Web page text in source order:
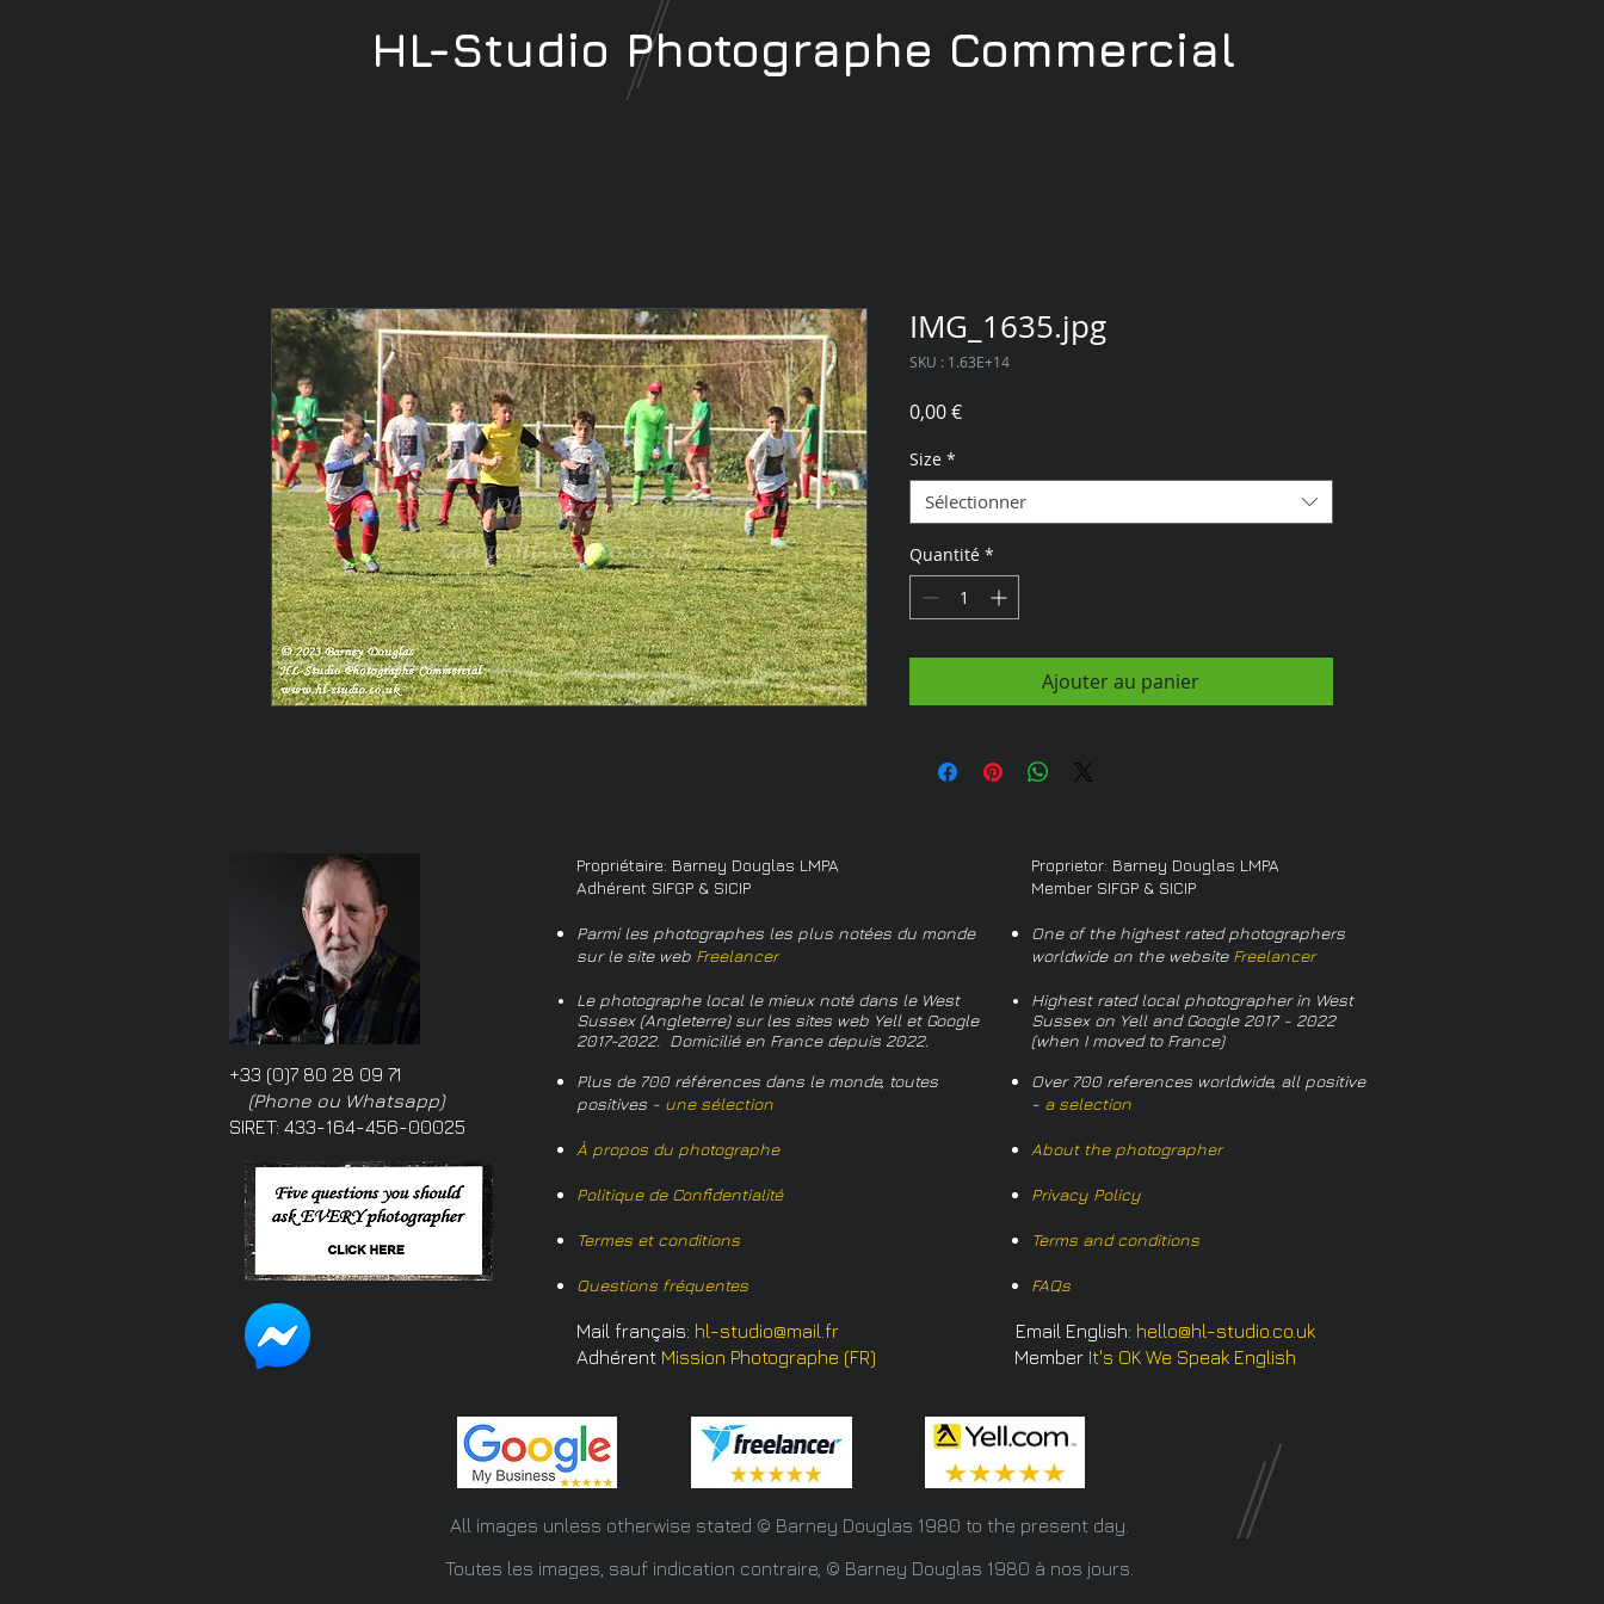
IMG_1635.jpg
SKU : 1.63E+14
0,00 €Prix
Size *
Sélectionner
Quantité *
Ajouter au panier
HL-Studio Photographe Commercial
+33 (0)7 80 28 09 71
(Phone ou Whatsapp)
SIRET: 433-164-456-00025
Propriétaire: Barney Douglas LMPA
Adhérent SIFGP & SICIP
Parmi les photographes les plus notées du monde
sur le site web Freelancer
Le photographe local le mieux noté dans le West
Sussex (Angleterre) sur les sites web Yell et Google
2017-2022. Domicilié en France depuis 2022.
Plus de 700 références dans le monde, toutes
positives - une sélection
À propos du photographe
Politique de Confidentialité
Termes et conditions
Questions fréquentes
Proprietor: Barney Douglas LMPA
Member SIFGP & SICIP
One of the highest rated photographers
worldwide on the website Freelancer
Highest rated local photographer in West
Sussex on Yell and Google 2017 - 2022
(when I moved to France)
Over 700 references worldwide, all positive
- a selection
About the photographer
Privacy Policy
Terms and conditions
FAQs
Mail français: hl-studio@mail.fr Email English: hello@hl-studio.co.uk
Adhérent Mission Photographe (FR) Member It's OK We Speak English
All images unless otherwise stated © Barney Douglas 1980 to the present day.
Toutes les images, sauf indication contraire, © Barney Douglas 1980 à nos jours.